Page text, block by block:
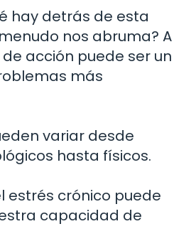
hay detrás de esta
nos abruma? A
acción puede ser un
más
variar desde
hasta físicos.
estrés crónico puede
capacidad de